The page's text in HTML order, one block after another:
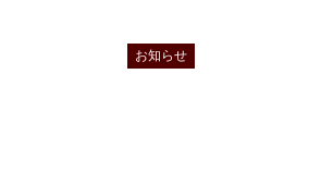
お知らせ